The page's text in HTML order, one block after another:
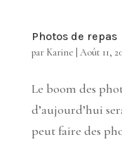
Photos de repas
par Karine Août 11,
Le boom des
d’aujourd’hui
peut faire des